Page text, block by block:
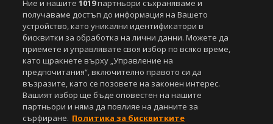
публикувани в сайта, е строго забранено. Нарушителите ще бъдат
санкционирани с цялата строгост на закона.
СвалиБЕЗПЛАТНОТОприложение за:
Android
Powered by:
Ние и нашите1019партньори съхраняваме и
получаваме достъп до информация на Вашето
устройство, като уникални идентификатори в
бисквитки за обработка на лични данни. Можете да
приемете и управлявате своя избор по всяко време,
като щракнете върху „Управление на
предпочитания“, включително правото си да
възразите, като се позовете на законен интерес.
Вашият избор ще бъде оповестен на нашите
партньори и няма да повлияе на данните за
сърфиране. Политика за бисквитките